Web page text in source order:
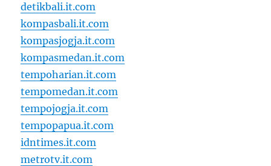
detikbali.it.com
kompasbali.it.com
kompasjogja.it.com
kompasmedan.it.com
tempoharian.it.com
tempomedan.it.com
tempojogja.it.com
tempopapua.it.com
idntimes.it.com
metrotv.it.com